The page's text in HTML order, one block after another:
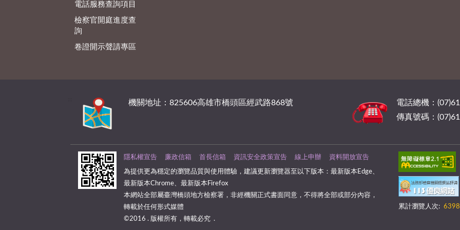
電話服務查詢項目
檢察官開庭進度查
詢
卷證開示聲請專區
機關地址：825606高雄市橋頭區經武路868號
電話總機：
傳真號碼：
隱私權宣告 廉政信箱 首長信箱 資訊安全政策宣告 線上申辦 資料開放宣告
為提供更為穩定的瀏覽品質與使用體驗，建議更新瀏覽器至以下版本：最新版本Edge、
最新版本Chrome、最新版本Firefox
本網站全部屬臺灣橋頭地方檢察署，非經機關正式書面同意，不得將全部或部分內容，
轉載於任何形式媒體
©2016 . 版權所有，轉載必究 .
累計瀏覽人次: